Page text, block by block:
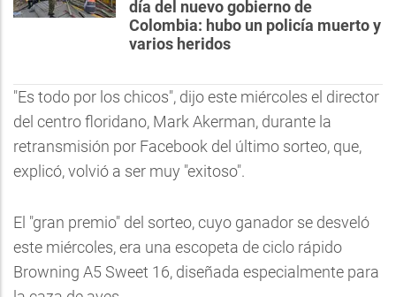
día del nuevo gobierno de
Colombia: hubo un policía muerto y
varios heridos
"Es todo por los chicos", dijo este miércoles el director
del centro floridano, Mark Akerman, durante la
retransmisión por Facebook del último sorteo, que,
explicó, volvió a ser muy "exitoso".
El "gran premio" del sorteo, cuyo ganador se desveló
este miércoles, era una escopeta de ciclo rápido
Browning A5 Sweet 16, diseñada especialmente para